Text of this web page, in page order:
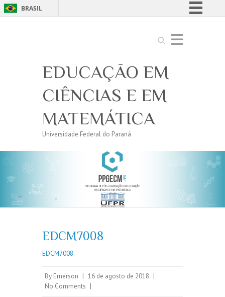
BRASIL
Comunica BR
Acesso à informação
Legislação
Canais
Search
EDUCAÇÃO EM
CIÊNCIAS E EM
MATEMÁTICA
Universidade Federal do Paraná
EDCM7008
EDCM7008
By Emerson | 16 de agosto de 2018 |
No Comments |